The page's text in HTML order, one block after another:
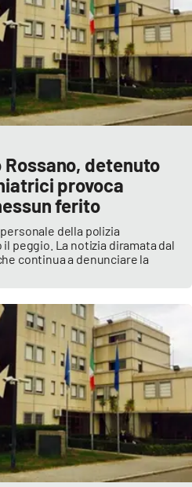
detenuto
provoca
ferito
della polizia
peggio. La notizia diramata dal
continua a denunciare la